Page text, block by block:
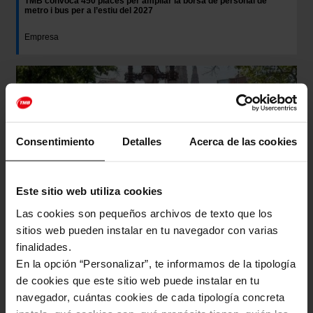
Consentimiento Detalles Acerca de las cookies
Este sitio web utiliza cookies
Las cookies son pequeños archivos de texto que los
sitios web pueden instalar en tu navegador con varias
finalidades.
En la opción “Personalizar”, te informamos de la tipología
de cookies que este sitio web puede instalar en tu
navegador, cuántas cookies de cada tipología concreta
metro i bus per a l’estiu del 2027
Empresa
TMB suma 229 professionals de conducció a bus i 129 agents
d’atenció al client a metro durant aquest estiu
Empresa